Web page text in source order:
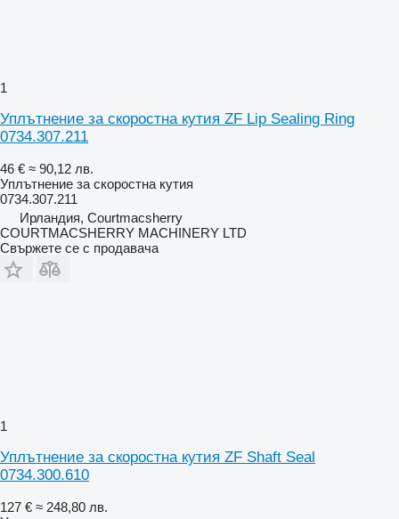
1
Уплътнение за скоростна кутия ZF Lip Sealing Ring
0734.307.211
46 € ≈ 90,12 лв.
Уплътнение за скоростна кутия
0734.307.211
Ирландия, Courtmacsherry
COURTMACSHERRY MACHINERY LTD
Свържете се с продавача
1
Уплътнение за скоростна кутия ZF Shaft Seal
0734.300.610
127 € ≈ 248,80 лв.